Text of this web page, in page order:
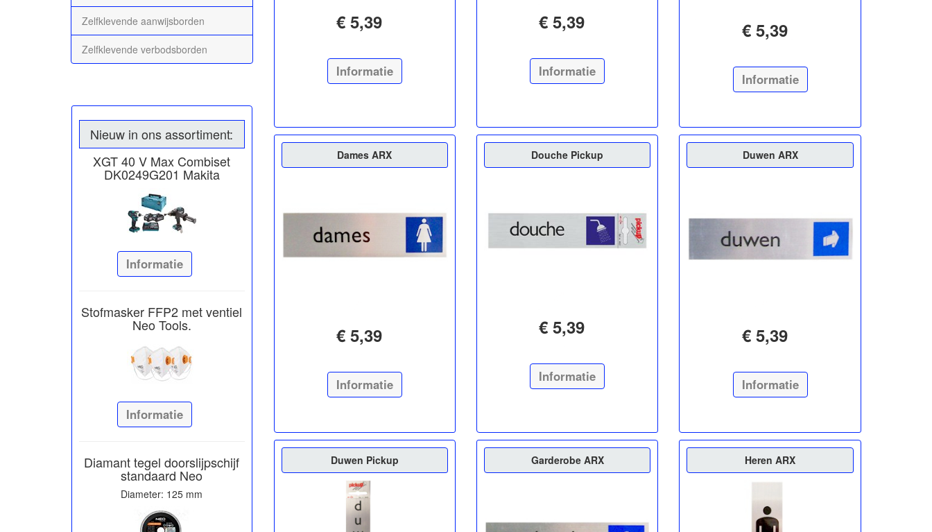
Zelfklevende aanwijsborden
Zelfklevende verbodsborden
Nieuw in ons assortiment:
XGT 40 V Max Combiset
DK0249G201 Makita
Informatie
Stofmasker FFP2 met ventiel
Neo Tools.
Informatie
Diamant tegel doorslijpschijf
standaard Neo
Diameter: 125 mm
€ 5,39
Informatie
€ 5,39
Informatie
€ 5,39
Informatie
Dames ARX
€ 5,39
Informatie
Douche Pickup
€ 5,39
Informatie
Duwen ARX
€ 5,39
Informatie
Duwen Pickup Garderobe ARX Heren ARX